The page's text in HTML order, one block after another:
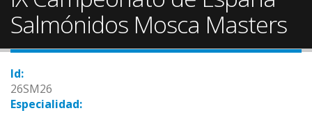
Salmónidos Mosca Masters
Id:
26SM26
Especialidad: